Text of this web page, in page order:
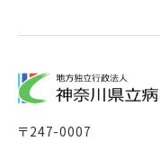
〒247-0007